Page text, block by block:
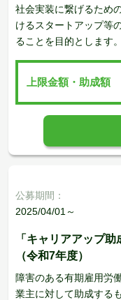
社会実装に繋げるため
けるスタートアップ等
ることを目的とします。
上限金額・助成額
公募期間：
2025/04/01～
「キャリアアップ
（令和7年度）
障害のある有期雇用労
業主に対して助成する